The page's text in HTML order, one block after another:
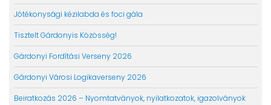
Jótékonysági kézilabda és foci gála
Tisztelt Gárdonyis Közösség!
Gárdonyi Fordítási Verseny 2026
Gárdonyi Városi Logikaverseny 2026
Beiratkozás 2026 – Nyomtatványok, nyilatkozatok, igazolványok